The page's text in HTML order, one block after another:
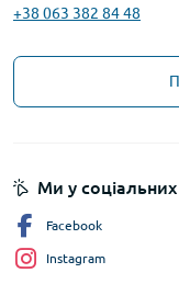
+38 063 382 84 48
Ми у
Facebook
Instagram